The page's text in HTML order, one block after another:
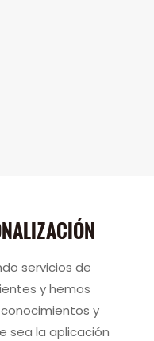
servicios de
y hemos
y
sea la aplicación